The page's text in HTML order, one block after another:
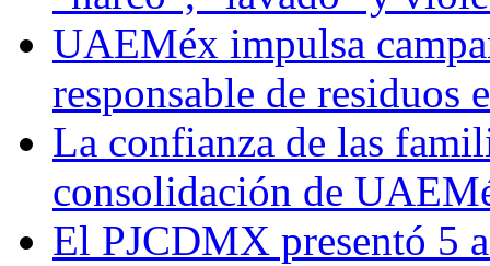
UAEMéx impulsa
responsable de residuos
La confianza de las
consolidación de
El PJCDMX presentó 5